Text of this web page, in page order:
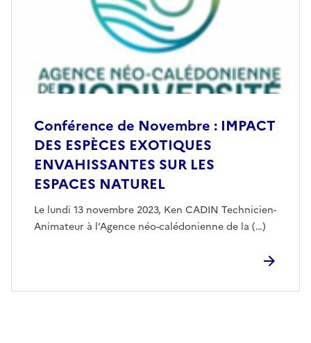
Conférence de Novembre : IMPACT
DES ESPÈCES EXOTIQUES
ENVAHISSANTES SUR LES
ESPACES NATUREL
Le lundi 13 novembre 2023, Ken CADIN Technicien-
Animateur à l’Agence néo-calédonienne de la (…)